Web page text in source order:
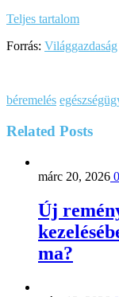
Teljes tartalom
Forrás: Világgazdaság
béremelés
Related Posts
márc 20, 2026 0
Új
ma?